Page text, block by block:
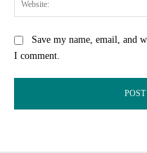
Save my name, email, and
I comment.